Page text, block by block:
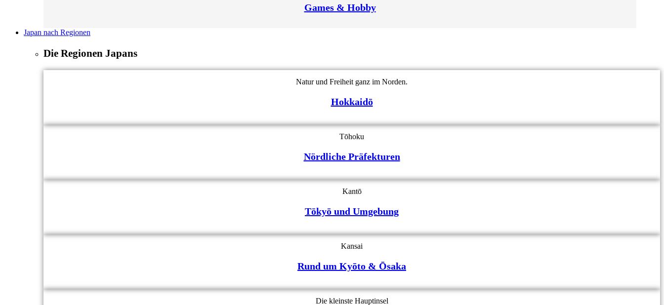
Games & Hobby
Japan nach Regionen
Die Regionen Japans
Natur und Freiheit ganz im Norden.
Hokkaidō
Tōhoku
Nördliche Präfekturen
Kantō
Tōkyō und Umgebung
Kansai
Rund um Kyōto & Ōsaka
Die kleinste Hauptinsel